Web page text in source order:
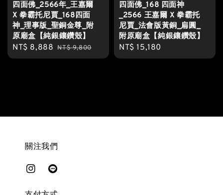
四面佛_2566年_王嘉爾
X 拳霸托尼賈_168四面
神_理事版_聖銅金尊_附
原廟盒【純銀鑲鑽殼】
Sale
price
NT$ 8,888 Regular
price
NT$ 9,800
四面佛_168 四面神
_2566 王嘉爾 X 拳霸托
尼賈_法會版黃銅_扁圓_
附原廟盒【純銀鑲鑽殼】
Regular
price
NT$ 15,180
關注我們